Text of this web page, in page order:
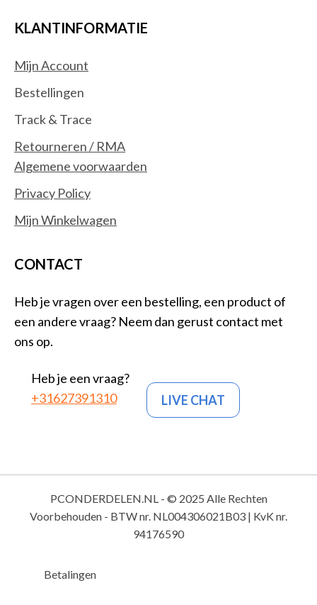
KLANTINFORMATIE
Mijn Account
Bestellingen
Track & Trace
Retourneren / RMA
Algemene voorwaarden
Privacy Policy
Mijn Winkelwagen
CONTACT
Heb je vragen over een bestelling, een product of
een andere vraag? Neem dan gerust contact met
ons op.
Heb je een vraag?
+31627391310
LIVE CHAT
PCONDERDELEN.NL - © 2025 Alle Rechten
Voorbehouden - BTW nr. NL004306021B03 | KvK nr.
94176590
Betalingen